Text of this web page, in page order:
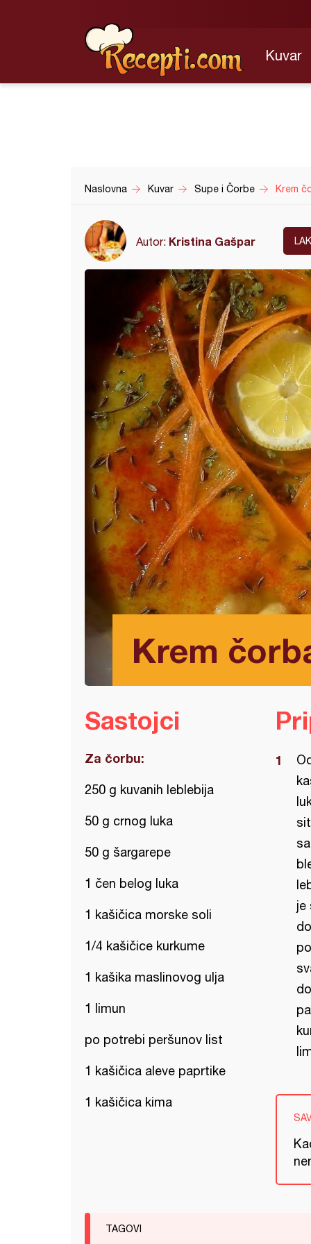
Kuvar
Naslovna Kuvar Supe i Čorbe Krem
Autor: Kristina Gašpar
Krem
Sastojci
Za čorbu:
250 g kuvanih leblebija
50 g crnog luka
50 g šargarepe
1 čen belog luka
1 kašičica morske soli
1/4 kašičice kurkume
1 kašika maslinovog ulja
1 limun
po potrebi peršunov list
1 kašičica aleve paprtike
1 kašičica kima
je
TAGOVI